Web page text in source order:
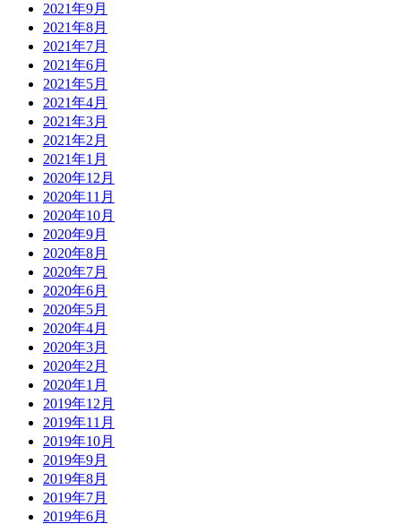
2021年9月
2021年8月
2021年7月
2021年6月
2021年5月
2021年4月
2021年3月
2021年2月
2021年1月
2020年12月
2020年11月
2020年10月
2020年9月
2020年8月
2020年7月
2020年6月
2020年5月
2020年4月
2020年3月
2020年2月
2020年1月
2019年12月
2019年11月
2019年10月
2019年9月
2019年8月
2019年7月
2019年6月